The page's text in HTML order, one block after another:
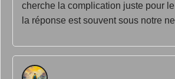
cherche la complication juste pour
la réponse est souvent sous notre